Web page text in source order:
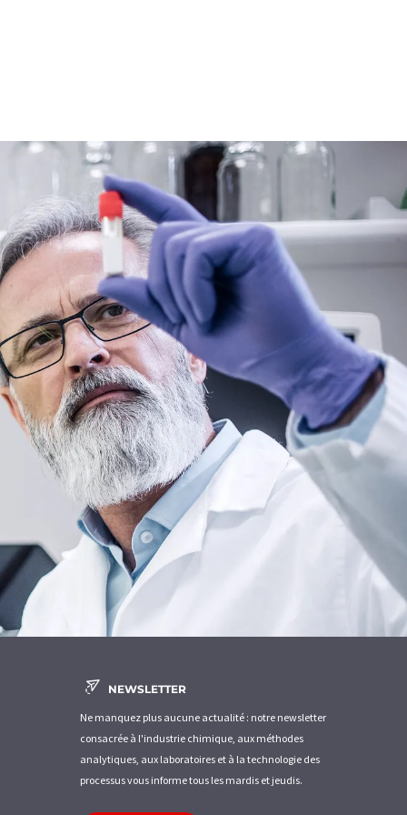
NEWSLETTER
Ne manquez plus aucune actualité : notre newsletter
consacrée à l'industrie chimique, aux méthodes
analytiques, aux laboratoires et à la technologie des
processus vous informe tous les mardis et jeudis.